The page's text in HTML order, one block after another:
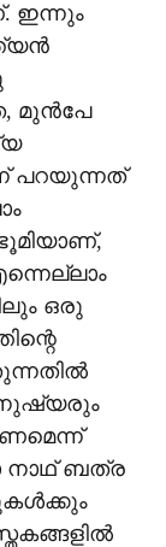
ഇന്നും
മുന്‍പേ
പറയുന്നത്
ഒരു
നാഥ് ബത്ര